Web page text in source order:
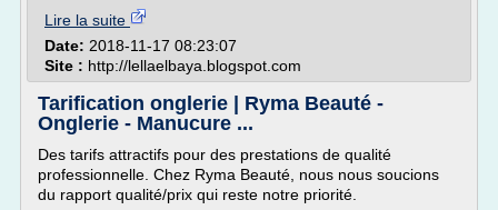
Lire la suite
Date: 2018-11-17 08:23:07
Site : http://lellaelbaya.blogspot.com
Tarification onglerie | Ryma Beauté -
Onglerie - Manucure ...
Des tarifs attractifs pour des prestations de qualité
professionnelle. Chez Ryma Beauté, nous nous soucions
du rapport qualité/prix qui reste notre priorité.